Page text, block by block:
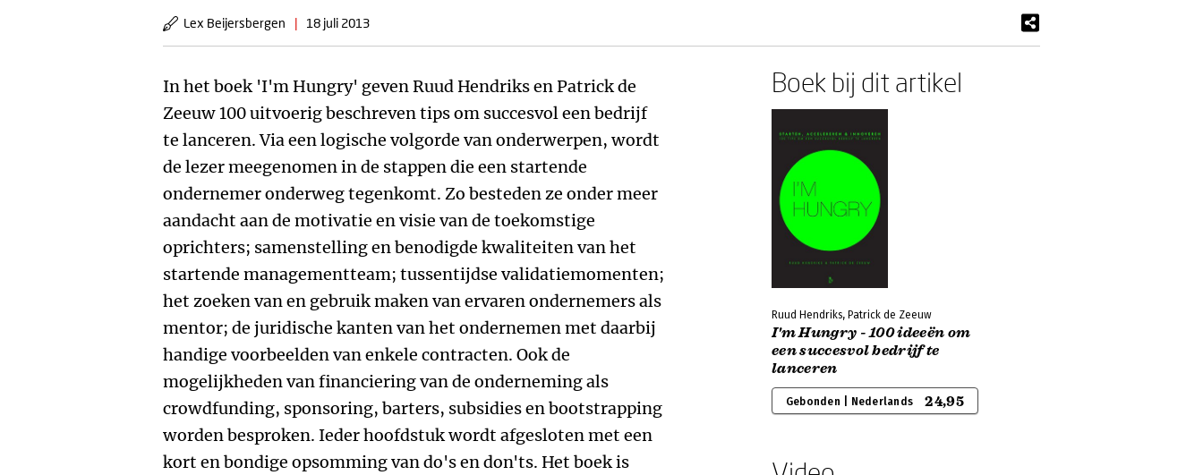
Lex Beijersbergen | 18 juli 2013
In het boek 'I'm Hungry' geven Ruud Hendriks en Patrick de
Zeeuw 100 uitvoerig beschreven tips om succesvol een bedrijf
te lanceren. Via een logische volgorde van onderwerpen, wordt
de lezer meegenomen in de stappen die een startende
ondernemer onderweg tegenkomt. Zo besteden ze onder meer
aandacht aan de motivatie en visie van de toekomstige
oprichters; samenstelling en benodigde kwaliteiten van het
startende managementteam; tussentijdse validatiemomenten;
het zoeken van en gebruik maken van ervaren ondernemers als
mentor; de juridische kanten van het ondernemen met daarbij
handige voorbeelden van enkele contracten. Ook de
mogelijkheden van financiering van de onderneming als
crowdfunding, sponsoring, barters, subsidies en bootstrapping
worden besproken. Ieder hoofdstuk wordt afgesloten met een
kort en bondige opsomming van do's en don'ts. Het boek is
Boek bij dit artikel
Ruud Hendriks, Patrick de Zeeuw
I'm Hungry - 100 ideeën om
een succesvol bedrijf te
lanceren
Gebonden | Nederlands 24,95